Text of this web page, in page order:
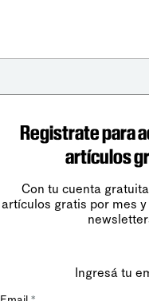
Registrate para
artículos
Con tu cuenta
artículos gratis por mes
Ingresá tu